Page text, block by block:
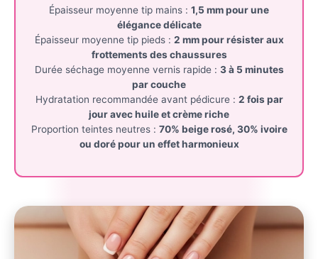
Épaisseur moyenne tip mains : 1,5 mm pour une
élégance délicate
Épaisseur moyenne tip pieds : 2 mm pour résister aux
frottements des chaussures
Durée séchage moyenne vernis rapide : 3 à 5 minutes
par couche
Hydratation recommandée avant pédicure : 2 fois par
jour avec huile et crème riche
Proportion teintes neutres : 70% beige rosé, 30% ivoire
ou doré pour un effet harmonieux